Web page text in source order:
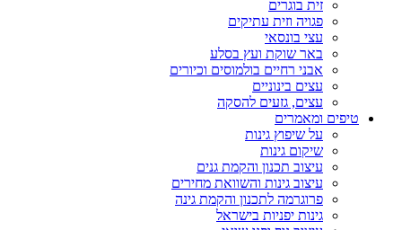
זית בוגרים
פגויה וזית עתיקים
עצי בונסאי
באר שוקת ועץ בסלע
אבני רחיים בולמוסים וכיורים
עצים בינוניים
עצים, גזעים להסקה
ומאמרים
על שיפוץ גינות
שיקום גינות
עיצוב תכנון והקמת גנים
עיצוב גינות והשוואת מחירים
פרוגרמה לתכנון והקמת גינה
גינות יפניות בישראל